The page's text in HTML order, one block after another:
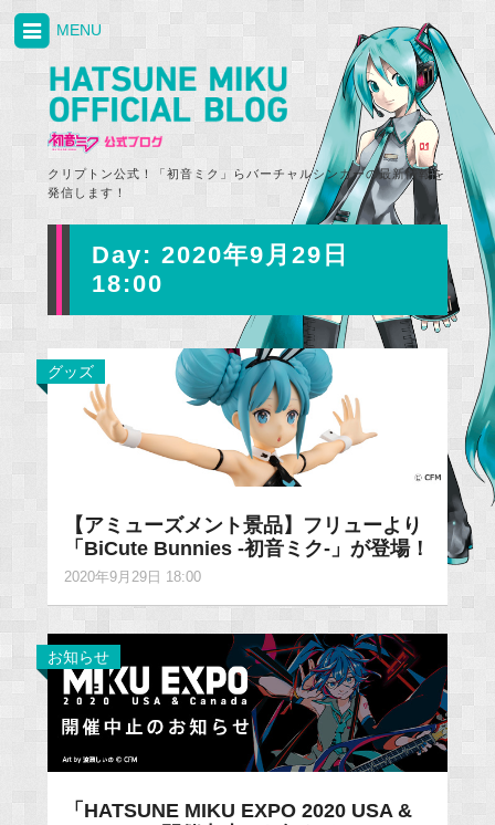
クリプトン公式！「初音ミク」らバーチャルシンガーの最新情報を
発信します！
MENU
Day: 2020年9月29日
18:00
グッズ
【アミューズメント景品】フリューより
「BiCute Bunnies -初音ミク-」が登場！
2020年9月29日 18:00
お知らせ
「HATSUNE MIKU EXPO 2020 USA &